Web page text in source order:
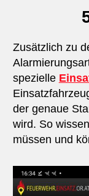
Zusätzlich zu
spezielle
der genaue
wird. So
müssen und